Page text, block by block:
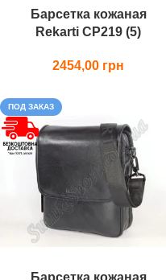
Барсетка кожаная
Rekarti СР219 (5)
2454,00
ПОД ЗАКАЗ
Барсетка кожаная